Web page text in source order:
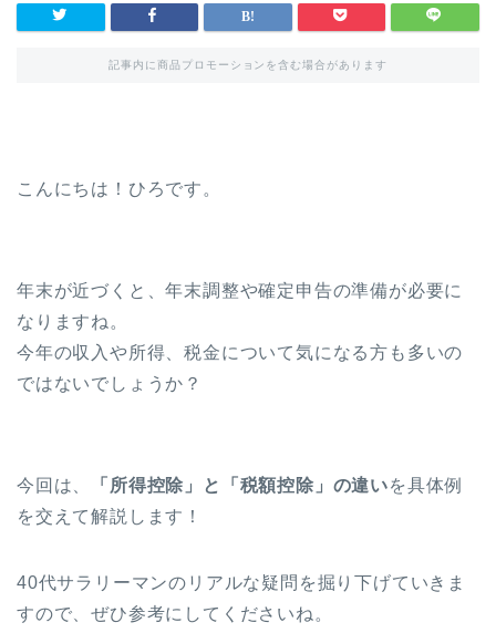
記事内に商品プロモーションを含む場合があります
こんにちは！ひろです。
年末が近づくと、年末調整や確定申告の準備が必要に
なりますね。
今年の収入や所得、税金について気になる方も多いの
ではないでしょうか？
今回は、 「所得控除」と「税額控除」の違いを具体例
を交えて解説します！
40代サラリーマンのリアルな疑問を掘り下げていきま
すので、ぜひ参考にしてくださいね。